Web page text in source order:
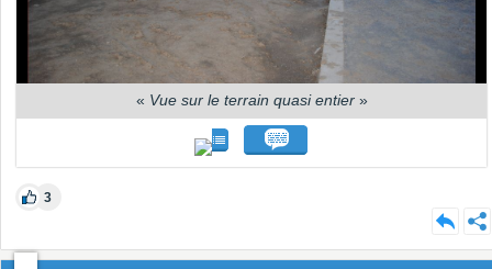
« Vue sur le terrain quasi entier»
3